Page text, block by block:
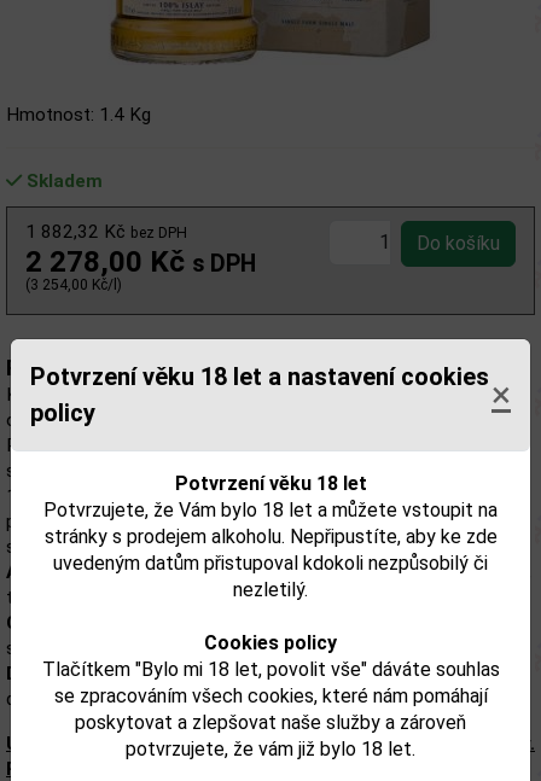
Potvrzení věku 18 let a nastavení cookies
policy
×
Potvrzení věku 18 let
Potvrzujete, že Vám bylo 18 let a můžete vstoupit na
stránky s prodejem alkoholu. Nepřipustíte, aby ke zde
uvedeným datům přistupoval kdokoli nezpůsobilý či
nezletilý.
Cookies policy
Tlačítkem "Bylo mi 18 let, povolit vše" dáváte souhlas
se zpracováním všech cookies, které nám pomáhají
poskytovat a zlepšovat naše služby a zároveň
potvrzujete, že vám již bylo 18 let.
Hmotnost: 1.4 Kg
Skladem
1 882,32 Kč bez DPH
2 278,00 Kč s DPH
(3 254,00 Kč/l)
Popis:
Kilchoman 100% Islay je jediná skotská jednosladová whisky z
ostrova Islay. Představuje oživení tradičního farmářského pálení;.
Palírna pěstuje vlastní ječmen a poté ho sladuje, destiluje, zraje a
stáčí každou láhev této edice whisky přímo na místě.
14. edice byla destilována ze sklizní ječmene z let 2013 a 2014 a
poté zrála minimálně 9 let ve vybraných sudech po bourbonu a
sherry oloroso.
Aroma:kouř z táboráku, konzervovaný citron, pomerančová kůra,
tropická sladkost.
Chuť:
sladkost, čerstvý zázvor a dubový kouř.
Dokončení:olejovité a texturované, s bohatými tóny sherry a
dlouhotrvajícím rašelinovým kouřem.
Upozorňujeme, že tento produkt může obsahovat alergeny.
Přesné složení a alergeny jsou k dispozici na obalu